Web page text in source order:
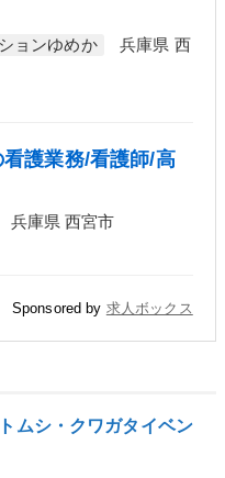
ョンゆめか
兵庫県 西
護業務/看護師/高
兵庫県 西宮市
Sponsored by 求人ボックス
ムシ・クワガタイベン